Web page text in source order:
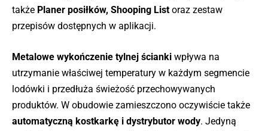
także Planer posiłków, Shooping Listoraz zestaw
przepisów dostępnych w aplikacji.
Metalowe wykończenie tylnej ścianki wpływa na
utrzymanie właściwej temperatury w każdym segmencie
lodówki i przedłuża świeżość przechowywanych
produktów. W obudowie zamieszczono oczywiście także
automatyczną kostkarkę i dystrybutor wody. Jedyną